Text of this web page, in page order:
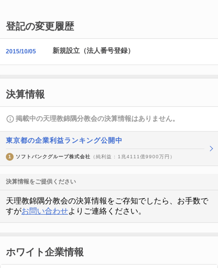
登記の変更履歴
2015/10/05 新規設立（法人番号登録）
決算情報
掲載中の天理教錦隅分教会の決算情報はありません。
東京都の企業利益ランキング公開中
1 ソフトバンクグループ株式会社 （純利益 : 1兆4111億9900万円）
決算情報をご提供ください
天理教錦隅分教会の決算情報をご存知でしたら、お手数で
すがお問い合わせよりご連絡ください。
ホワイト企業情報